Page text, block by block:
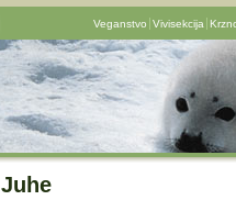
Veganstvo Vivisekcija
Juhe